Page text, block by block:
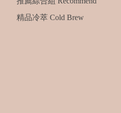
精品冷萃 Cold Brew